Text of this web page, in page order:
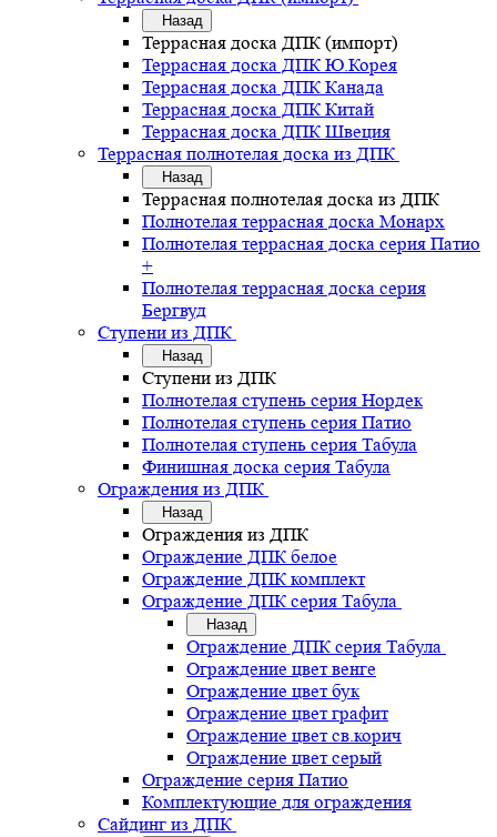
Назад
Террасная доска ДПК (импорт)
Террасная доска ДПК Ю.Корея
Террасная доска ДПК Канада
Террасная доска ДПК Китай
Террасная доска ДПК Швеция
Террасная полнотелая доска из ДПК
Назад
Террасная полнотелая доска из ДПК
Полнотелая террасная доска Монарх
Полнотелая террасная доска серия Патио
+
Полнотелая террасная доска серия
Бергвуд
Ступени из ДПК
Назад
Ступени из ДПК
Полнотелая ступень серия Нордек
Полнотелая ступень серия Патио
Полнотелая ступень серия Табула
Финишная доска серия Табула
Ограждения из ДПК
Назад
Ограждения из ДПК
Ограждение ДПК белое
Ограждение ДПК комплект
Ограждение ДПК серия Табула
Назад
Ограждение ДПК серия Табула
Ограждение цвет венге
Ограждение цвет бук
Ограждение цвет графит
Ограждение цвет св.корич
Ограждение цвет серый
Ограждение серия Патио
Комплектующие для ограждения
Сайдинг из ДПК